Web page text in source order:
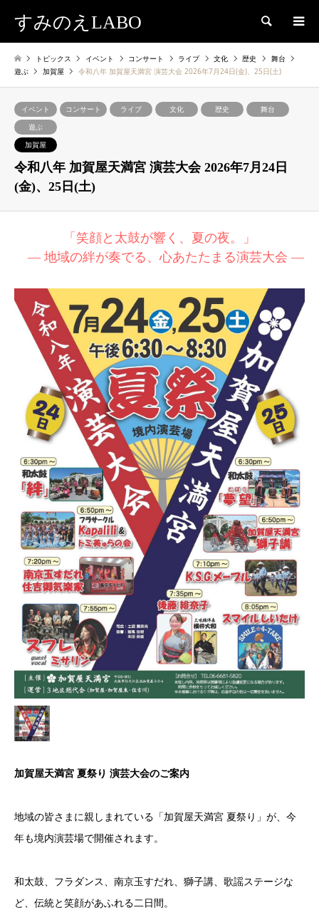
すみのえLABO 検索
トピックス イベント コンサート ライブ 文化 歴史
舞台
遊ぶ
加賀屋 令和八年 加賀屋天満宮 演芸大会 2026年7月24日(金)、25日(土)
イベント コンサート ライブ 文化 歴史
舞台
遊ぶ
加賀屋
令和八年 加賀屋天満宮 演芸大会 2026年7月24日
(金)、25日(土)
「笑顔と太鼓が響く、夏の夜。」
― 地域の絆が奏でる、心あたたまる演芸大会 ―
加賀屋天満宮 夏祭り 演芸大会のご案内
地域の皆さまに親しまれている「加賀屋天満宮 夏祭り」が、今
年も境内演芸場で開催されます。
和太鼓、フラダンス、南京玉すだれ、獅子講、歌謡ステージな
ど、伝統と笑顔があふれる二日間。